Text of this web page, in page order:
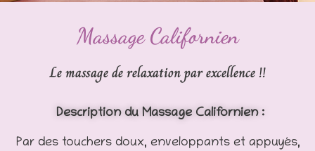
Massage Californien
Le massage de relaxation par excellence !!
Description du Massage Californien :
Par des touchers doux, enveloppants et appuyés,